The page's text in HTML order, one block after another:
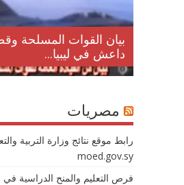
بيان القوات المسلحة
داعش في ليبيا...
مصريات
رابط موقع نتائج وزارة التربية
moed.gov.sy
فرص التعليم والمنح الدراسية في